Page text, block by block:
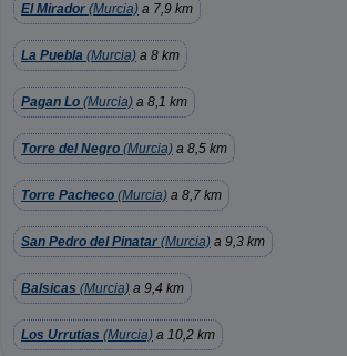
El Mirador (Murcia) a 7,9 km
La Puebla (Murcia) a 8 km
Pagan Lo (Murcia) a 8,1 km
Torre del Negro (Murcia) a 8,5 km
Torre Pacheco (Murcia) a 8,7 km
San Pedro del Pinatar (Murcia) a 9,3 km
Balsicas (Murcia) a 9,4 km
Los Urrutias (Murcia) a 10,2 km